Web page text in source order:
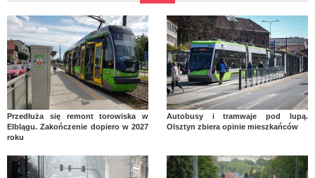
Przedłuża się remont torowiska w
Elblągu. Zakończenie dopiero w 2027
roku
Autobusy i tramwaje pod lupą.
Olsztyn zbiera opinie mieszkańców